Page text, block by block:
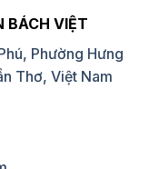
BÁCH VIỆT
Phường Hưng
Thơ, Việt Nam